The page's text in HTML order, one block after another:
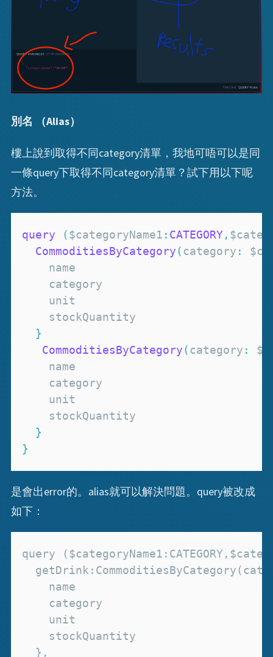
別名 （Alias）
樓上說到取得不同category清單，我地可唔可以是同
一條query下取得不同category清單？試下用以下呢
方法。
query ($categoryName1 : CATEGORY,
CommoditiesByCategory(category :
}
CommoditiesByCategory(category :
}
}
是會出error的。alias就可以解決問題。query被改成
如下：